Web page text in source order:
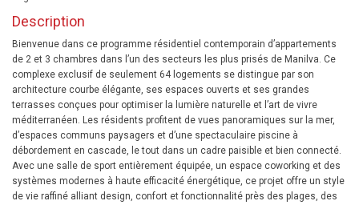
Description
Bienvenue dans ce programme résidentiel contemporain d’appartements
de 2 et 3 chambres dans l’un des secteurs les plus prisés de Manilva. Ce
complexe exclusif de seulement 64 logements se distingue par son
architecture courbe élégante, ses espaces ouverts et ses grandes
terrasses conçues pour optimiser la lumière naturelle et l’art de vivre
méditerranéen. Les résidents profitent de vues panoramiques sur la mer,
d’espaces communs paysagers et d’une spectaculaire piscine à
débordement en cascade, le tout dans un cadre paisible et bien connecté.
Avec une salle de sport entièrement équipée, un espace coworking et des
systèmes modernes à haute efficacité énergétique, ce projet offre un style
de vie raffiné alliant design, confort et fonctionnalité près des plages, des